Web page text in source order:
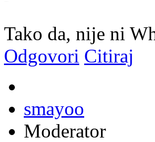
Tako da, nije ni
Odgovori Citiraj
smayoo
Moderator